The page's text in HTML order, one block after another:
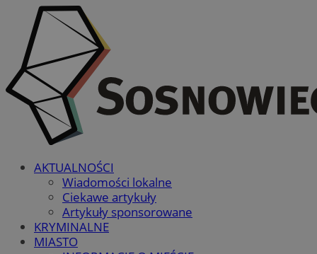
AKTUALNOŚCI
Wiadomości lokalne
Ciekawe artykuły
Artykuły sponsorowane
KRYMINALNE
MIASTO